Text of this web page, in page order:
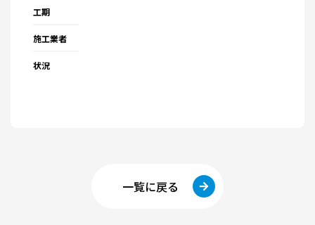
工期
施工業者
状況
一覧に戻る